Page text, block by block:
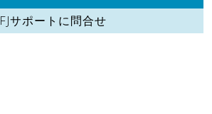
FJサポートに問合せ